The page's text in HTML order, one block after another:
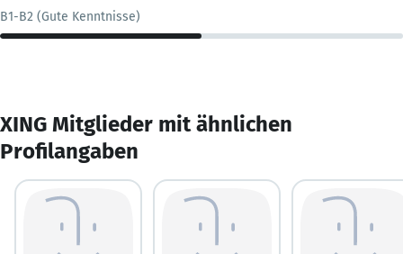
B1-B2 (Gute Kenntnisse)
XING Mitglieder mit ähnlichen
Profilangaben